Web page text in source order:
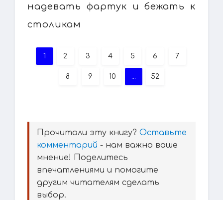
надевать фартук и бежать к
столикам
1 2 3 4 5 6 7
8 9 10 ... 52
Прочитали эту книгу? Оставьте
комментарий - нам важно ваше
мнение! Поделитесь
впечатлениями и помогите
другим читателям сделать
выбор.